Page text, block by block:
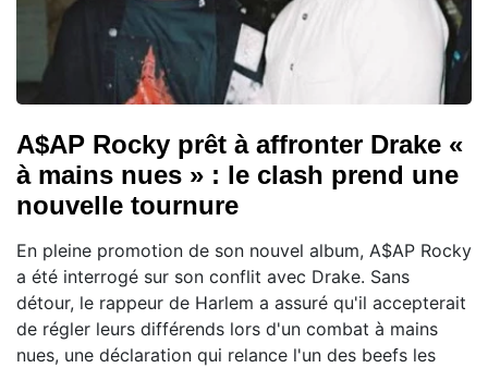
A$AP Rocky prêt à affronter Drake «
à mains nues » : le clash prend une
nouvelle tournure
En pleine promotion de son nouvel album, A$AP Rocky
a été interrogé sur son conflit avec Drake. Sans
détour, le rappeur de Harlem a assuré qu'il accepterait
de régler leurs différends lors d'un combat à mains
nues, une déclaration qui relance l'un des beefs les